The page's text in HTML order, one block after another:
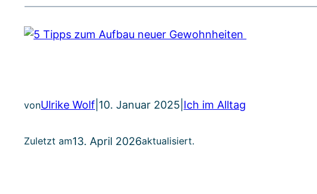
vonUlrike Wolf 10. Januar 2025 Ich im Alltag
Zuletzt am13. April 2026aktualisiert.